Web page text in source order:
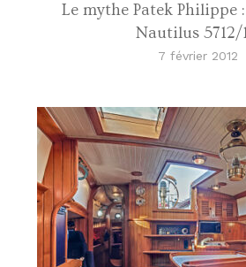
Le mythe Patek Philippe
Nautilus 5712/
7 février 2012